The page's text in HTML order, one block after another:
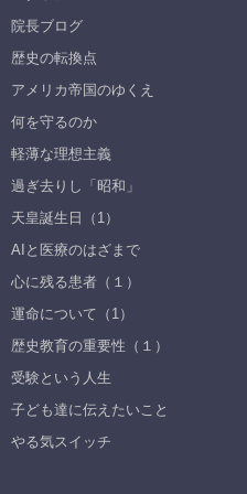
院長ブログ
歴史の転換点
アメリカ帝国のゆくえ
何を守るのか
軽薄な理想主義
過ぎ去りし「昭和」
天皇誕生日（1）
AIと医療のはざまで
心に残る患者（１）
運命について（1）
歴史教育の重要性（１）
受験という人生
子ども達に伝えたいこと
やる気スイッチ